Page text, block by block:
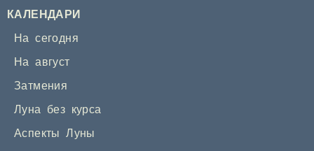
КАЛЕНДАРИ
На сегодня
На август
Затмения
Луна без курса
Аспекты Луны